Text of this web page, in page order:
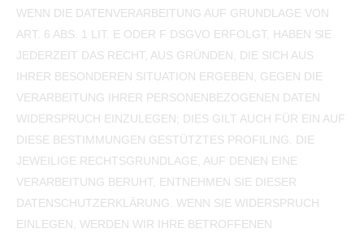
WENN DIE DATENVERARBEITUNG AUF GRUNDLAGE VON
ART. 6 ABS. 1 LIT. E ODER F DSGVO ERFOLGT, HABEN SIE
JEDERZEIT DAS RECHT, AUS GRÜNDEN, DIE SICH AUS
IHRER BESONDEREN SITUATION ERGEBEN, GEGEN DIE
VERARBEITUNG IHRER PERSONENBEZOGENEN DATEN
WIDERSPRUCH EINZULEGEN; DIES GILT AUCH FÜR EIN AUF
DIESE BESTIMMUNGEN GESTÜTZTES PROFILING. DIE
JEWEILIGE RECHTSGRUNDLAGE, AUF DENEN EINE
VERARBEITUNG BERUHT, ENTNEHMEN SIE DIESER
DATENSCHUTZERKLÄRUNG. WENN SIE WIDERSPRUCH
EINLEGEN, WERDEN WIR IHRE BETROFFENEN